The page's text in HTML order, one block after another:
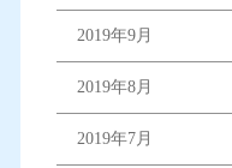
2019年9月
2019年8月
2019年7月